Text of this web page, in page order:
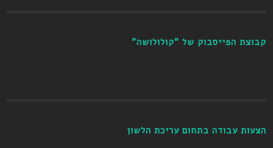
קבוצת הפייסבוק של "קולולושה"
הצעות עבודה בתחום עריכת הלשון